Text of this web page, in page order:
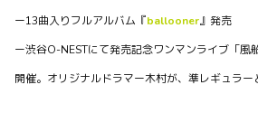
waffles officialがBitfanを更新しまし
ー13曲入りフルアルバム『ballooner』発売
ー渋谷O-NESTにて発売記念ワンマンライブ「風
開催。オリジナルドラマー木村が、準レギュラー